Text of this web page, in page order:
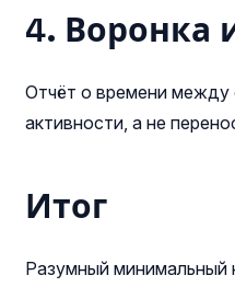
4. Воронка
Отчёт о времени между
активности, а не
Итог
Разумный минимальный